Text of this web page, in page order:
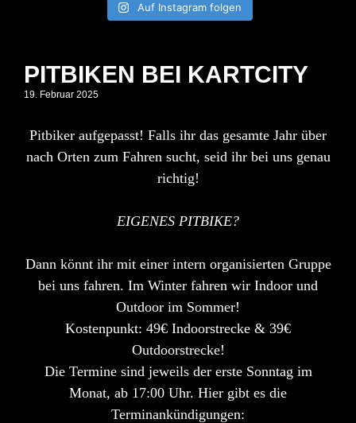
Auf Instagram folgen
PITBIKEN BEI KARTCITY
19. Februar 2025
Pitbiker aufgepasst! Falls ihr das gesamte Jahr über
nach Orten zum Fahren sucht, seid ihr bei uns genau
richtig!
EIGENES PITBIKE?
Dann könnt ihr mit einer intern organisierten Gruppe
bei uns fahren. Im Winter fahren wir Indoor und
Outdoor im Sommer!
Kostenpunkt: 49€ Indoorstrecke & 39€
Outdoorstrecke!
Die Termine sind jeweils der erste Sonntag im
Monat, ab 17:00 Uhr. Hier gibt es die
Terminankündigungen: